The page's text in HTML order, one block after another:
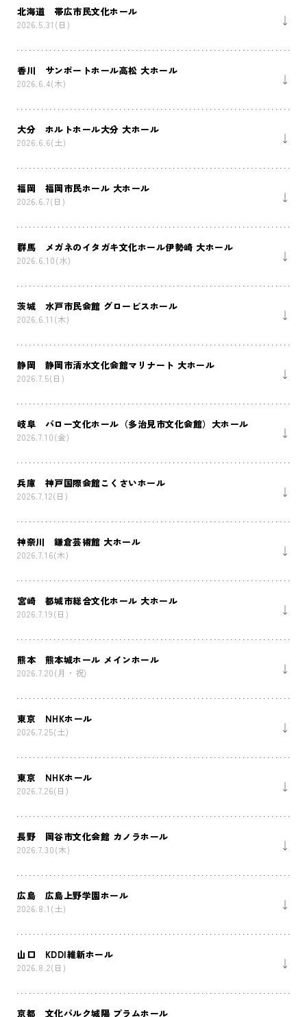
北海道 帯広市民文化ホール
2026.5.31(日)
香川 サンポートホール高松 大ホール
2026.6.4(木)
大分 ホルトホール大分 大ホール
2026.6.6(土)
福岡 福岡市民ホール 大ホール
2026.6.7(日)
群馬 メガネのイタガキ文化ホール伊勢崎 大ホール
2026.6.10(水)
茨城 水戸市民会館 グロービスホール
2026.6.11(木)
静岡 静岡市清水文化会館マリナート 大ホール
2026.7.5(日)
岐阜 バロー文化ホール（多治見市文化会館）大ホール
2026.7.10(金)
兵庫 神戸国際会館こくさいホール
2026.7.12(日)
神奈川 鎌倉芸術館 大ホール
2026.7.16(木)
宮崎 都城市総合文化ホール 大ホール
2026.7.19(日)
熊本 熊本城ホール メインホール
2026.7.20(月・祝)
東京 NHKホール
2026.7.25(土)
東京 NHKホール
2026.7.26(日)
長野 岡谷市文化会館 カノラホール
2026.7.30(木)
広島 広島上野学園ホール
2026.8.1(土)
山口 KDDI維新ホール
2026.8.2(日)
京都 文化パルク城陽 プラムホール